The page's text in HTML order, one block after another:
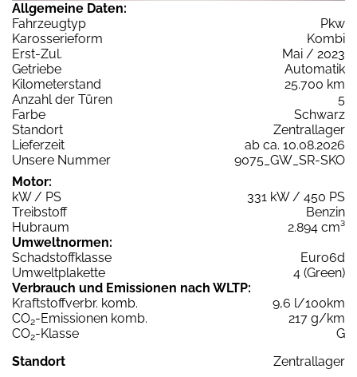
Allgemeine Daten:
Fahrzeugtyp
Pkw
Karosserieform
Kombi
Erst-Zul.
Mai / 2023
Getriebe
Automatik
Kilometerstand
25.700 km
Anzahl der Türen
5
Farbe
Schwarz
Standort
Zentrallager
Lieferzeit
ab ca. 10.08.2026
Unsere Nummer
9075_GW_SR-SKO
Motor:
kW / PS
331 kW / 450 PS
Treibstoff
Benzin
Hubraum
2.894 cm³
Umweltnormen:
Schadstoffklasse
Euro6d
Umweltplakette
4 (Green)
Verbrauch und Emissionen nach WLTP:
Kraftstoffverbr. komb.
9,6 l/100km
CO2-Emissionen komb.
217 g/km
CO2-Klasse
G
Standort
Zentrallager